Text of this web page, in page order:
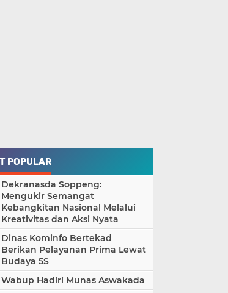
POPULAR
Dekranasda Soppeng:
Mengukir Semangat
Kebangkitan Nasional Melalui
Kreativitas dan Aksi Nyata
Dinas Kominfo Bertekad
Berikan Pelayanan Prima Lewat
Budaya 5S
Wabup Hadiri Munas Aswakada